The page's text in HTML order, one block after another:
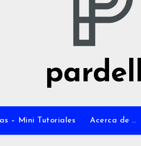
– Mini Tutoriales Acerca de ..